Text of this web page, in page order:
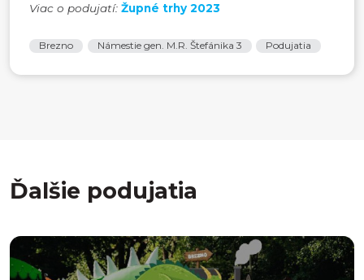
Viac o podujatí: Župné trhy 2023
Brezno Námestie gen. M.R. Štefánika 3 Podujatia
Ďalšie podujatia